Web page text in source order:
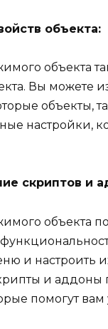
объекта:
объекта
Вы можете
объекты,
настройки,
скриптов и
объекта
и настроить
и аддоны
помогут